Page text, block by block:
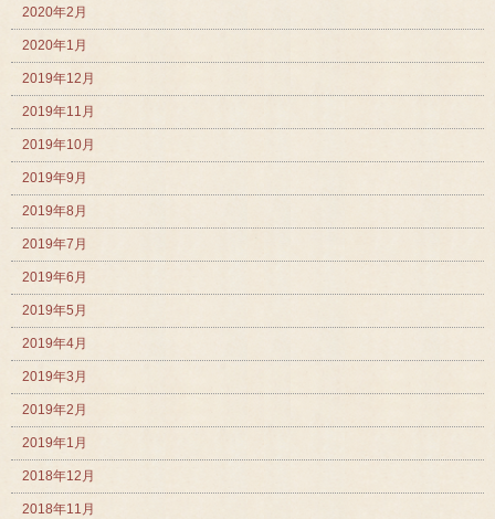
2020年2月
2020年1月
2019年12月
2019年11月
2019年10月
2019年9月
2019年8月
2019年7月
2019年6月
2019年5月
2019年4月
2019年3月
2019年2月
2019年1月
2018年12月
2018年11月